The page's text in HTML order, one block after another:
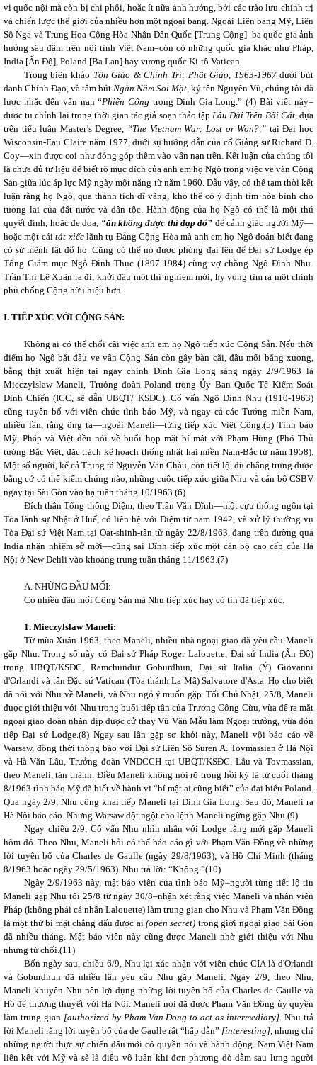
vi quốc nội mà còn bị chi phối, hoặc ít nữa ảnh hưởng, bởi các trào lưu chính trị
và chiến lược thế giới của nhiều hơn một ngoại bang. Ngoài Liên bang Mỹ, Liên
Sô Nga và Trung Hoa Cộng Hòa Nhân Dân Quốc [Trung Cộng]–ba quốc gia ảnh
hưởng sâu đậm trên nội tình Việt Nam–còn có những quốc gia khác như Pháp,
India [Ấn Độ], Poland [Ba Lan] hay vương quốc Ki-tô Vatican.
Trong biên khảo Tôn Giáo & Chính Trị: Phật Giáo, 1963-1967dưới bút
danh Chính Đạo, và tâm bút Ngàn Năm Soi Mặt, ký tên Nguyên Vũ, chúng tôi đã
lược nhắc đến vấn nạn “Phiến Cộng trong Dinh Gia Long.”(4) Bài viết này–
được tu chỉnh lại trong thời gian tác giả soạn thảo tậpLâu Đài Trên Bãi Cát,dựa
trên tiểu luận Master’s Degree, “The Vietnam War: Lost or Won?,” tại Đại học
Wisconsin-Eau Claire năm 1977, dưới sự hướng dẫn của cố Giảng sư Richard D.
Coy—xin được coi như đóng góp thêm vào vấn nạn trên. Kết luận của chúng tôi
là chưa đủ tư liệu để biết rõ mục đích của anh em họ Ngô trong việc ve vãn Cộng
Sản giữa lúc áp lực Mỹ ngày một nặng từ năm 1960. Dẫu vậy, có thể tạm thời kết
luận rằng họ Ngô, qua thành tích dĩ vãng, khó thể có ý định tìm hòa bình cho
tương lai của đất nước và dân tộc. Hành động của họ Ngô có thể là một thứ
quyết định, hoặc đe dọa, “ăn không được thì đạp đổ” để cảnh giác người Mỹ—
hoặc một cáitát xiếclãnh tụ Đảng Cộng Hòa mà anh em họ Ngô đoán biết đang
có sứ mệnh lật đổ họ. Cũng có thể nó được phóng đại lên để Đại sứ Lodge ép
Tổng Giám mục Ngô Đình Thục (1897-1984) cùng vợ chồng Ngô Đình Nhu-
Trần Thị Lệ Xuân ra đi, khởi đầu một thí nghiệm mới, hy vọng tìm ra một chính
phủ chống Cộng hữu hiệu hơn.
I. TIẾP XÚC VỚI CỘNG SẢN:
Không ai có thể chối cãi việc anh em họ Ngô tiếp xúc Cộng Sản. Nếu thời
điểm họ Ngô bắt đầu ve vãn Cộng Sản còn gây bàn cãi, đầu mối bằng xương,
bằng thịt xuất hiện tại ngay chính Dinh Gia Long sáng ngày 2/9/1963 là
Mieczylslaw Maneli, Trưởng đoàn Poland trong Ủy Ban Quốc Tế Kiểm Soát
Đình Chiến (ICC, sẽ dẫn UBQT/ KSĐC). Cố vấn Ngô Đình Nhu (1910-1963)
cũng tuyên bố với viên chức tình báo Mỹ, và ngay cả các Tướng miền Nam,
nhiều lần, rằng ông ta—ngoài Maneli—từng tiếp xúc Việt Cộng.(5)Tình báo
Mỹ, Pháp và Việt đều nói về buổi họp mặt bí mật với Phạm Hùng (Phó Thủ
tướng Bắc Việt, đặc trách kế hoạch thống nhất hai miền Nam-Bắc từ năm 1958).
Một số người, kể cả Trung tá Nguyễn Văn Châu, còn tiết lộ, dù chẳng trưng được
bằng cớ có thể kiểm chứng nào, những cuộc tiếp xúc giữa Nhu và cán bộ CSBV
ngay tại Sài Gòn vào hạ tuần tháng 10/1963.(6)
Đích thân Tổng thống Diệm, theo Trần Văn Dĩnh—một cựu thông ngôn tại
Tòa lãnh sự Nhật ở Huế, có liên hệ với Diệm từ năm 1942, và xử lý thường vụ
Tòa Đại sứ Việt Nam tại Oat-shinh-tân từ ngày 22/8/1963, đang trên đường qua
India nhận nhiệm sở mới—cũng sai Dĩnh tiếp xúc một cán bộ cao cấp của Hà
Nội ở New Dehli vào khoảng trung tuần tháng 11/1963.(7)
A. NHỮNG ĐẦU MỐI:
Có nhiều đầu mối Cộng Sản mà Nhu tiếp xúc hay có tin đã tiếp xúc.
1. Mieczylslaw Maneli:
Từ mùa Xuân 1963, theo Maneli, nhiều nhà ngoại giao đã yêu cầu Maneli
gặp Nhu. Trong số này có Đại sứ Pháp Roger Lalouette, Đại sứ India (Ấn Độ)
trong UBQT/KSĐC, Ramchundur Goburdhun, Đại sứ Italia (Ý) Giovanni
d'Orlandi và tân Đặc sứ Vatican (Tòa thánh La Mã) Salvatore d'Asta. Họ cho biết
đã nói với Nhu về Maneli, và Nhu ngỏ ý muốn gặp. Tối Chủ Nhật, 25/8, Maneli
được giới thiệu với Nhu trong buổi tiếp tân của Trương Công Cừu, vừa để ra mắt
ngoại giao đoàn nhân dịp được cử thay Vũ Văn Mẫu làm Ngoại trưởng, vừa đón
tiếp Đại sứ Lodge.(8) Ngay sau lần gặp sơ khởi này, Maneli vội báo cáo về
Warsaw, đồng thời thông báo với Đại sứ Liên Sô Suren A. Tovmassian ở Hà Nội
và Hà Văn Lâu, Trưởng đoàn VNDCCH tại UBQT/KSĐC. Lâu và Tovmassian,
theo Maneli, tán thành. Điều Maneli không nói rõ trong hồi ký là từ cuối tháng
8/1963 tình báo Mỹ đã biết về hành vi “bí mật ai cũng biết” của đại biểu Poland.
Qua ngày 2/9, Nhu công khai tiếp Maneli tại Dinh Gia Long. Sau đó, Maneli ra
Hà Nội báo cáo. Nhưng Warsaw đột ngột cho lệnh Maneli ngừng gặp Nhu.(9)
Ngay chiều 2/9, Cố vấn Nhu nhìn nhận với Lodge rằng mới gặp Maneli
hôm đó. Theo Nhu, Maneli hỏi có thể báo cáo gì với Phạm Văn Đồng về những
lời tuyên bố của Charles de Gaulle (ngày 29/8/1963), và Hồ Chí Minh (tháng
8/1963 hoặc ngày 29/5/1963). Nhu trả lời: “Không.”(10)
Ngày 2/9/1963 này, mật báo viên của tình báo Mỹ–người từng tiết lộ tin
Maneli gặp Nhu tối 25/8 từ ngày 30/8–nhận xét rằng việc Maneli và nhân viên
Pháp (không phải cá nhân Lalouette) làm trung gian cho Nhu và Phạm Văn Đồng
là một thứ bí mật chẳng dấu được ai (open secret) trong giới ngoại giao Sài Gòn
đã nhiều tháng. Mật báo viên này cũng được Maneli nhờ giới thiệu với Nhu
nhưng từ chối.(11)
Bốn ngày sau, chiều 6/9, Nhu lại xác nhận với viên chức CIA là d'Orlandi
và Goburdhun đã nhiều lần yêu cầu Nhu gặp Maneli. Ngày 2/9, theo Nhu,
Maneli khuyên Nhu nên lợi dụng những lời tuyên bố của Charles de Gaulle và
Hồ để thương thuyết với Hà Nội. Maneli nói đã được Phạm Văn Đồng ủy quyền
làm trung gian [authorized by Pham Van Dong to act as intermediary]. Nhu trả
lời Maneli rằng lời tuyên bố của de Gaulle rất “hấp dẫn” [interesting], nhưng chỉ
những người thực sự chiến đấu mới có quyền nói và hành động. Nam Việt Nam
liên kết với Mỹ và sẽ là điều vô luân khi đơn phương dò dẫm sau lưng người